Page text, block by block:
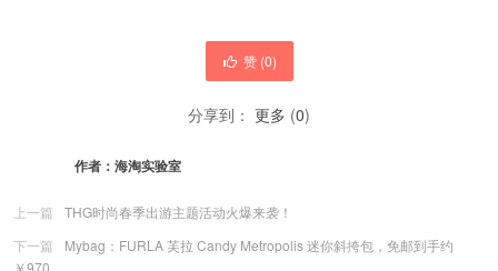
赞 (0)
分享到： 更多 (0)
作者： 海淘实验室
上一篇
THG时尚春季出游主题活动火爆来袭！
下一篇
Mybag：FURLA 芙拉 Candy Metropolis 迷你斜挎包，免邮到手约
￥970